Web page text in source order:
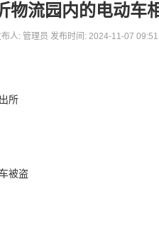
物流园内的电动车
人: 管理员 发布时间: 2024-11-07
所
被盗